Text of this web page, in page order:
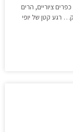
ציוריים, הרים
רגע קטן של יופי